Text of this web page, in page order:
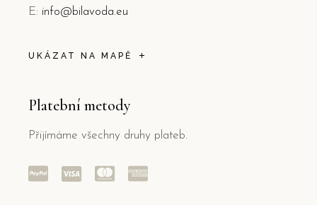
E: info@bilavoda.eu
UKÁZAT NA MAPĚ
Platební metody
Přijímáme všechny druhy plateb.